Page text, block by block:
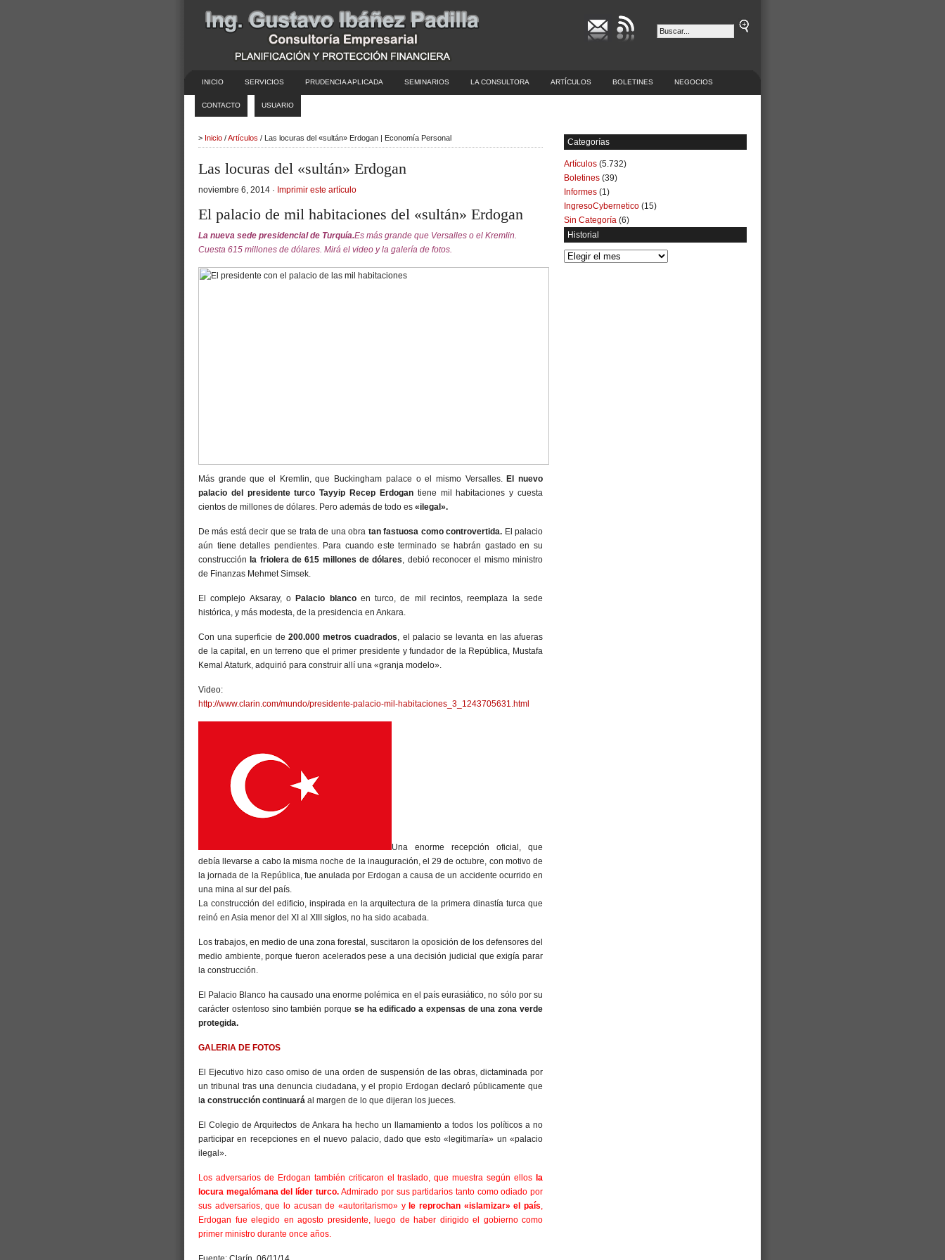
INICIO SERVICIOS PRUDENCIA APLICADA SEMINARIOS LA CONSULTORA ARTÍCULOS BOLETINES NEGOCIOS
CONTACTO USUARIO
> Inicio /Artículos / Las locuras del «sultán» Erdogan | Economía Personal
Las locuras del «sultán» Erdogan
noviembre 6, 2014 · Imprimir este artículo
El palacio de mil habitaciones del «sultán» Erdogan
La nueva sede presidencial de Turquía.Es más grande que Versalles o el Kremlin.
Cuesta 615 millones de dólares. Mirá el video y la galería de fotos.
Más grande que el Kremlin, que Buckingham palace o el mismo Versalles. El nuevo
palacio del presidente turcoTayyip Recep Erdogantiene mil habitaciones y cuesta
cientos de millones de dólares. Pero además de todo es «ilegal».
De más está decir que se trata de una obra tan fastuosa como controvertida. El palacio
aún tiene detalles pendientes. Para cuando este terminado se habrán gastado en su
construcción la friolera de 615 millones de dólares, debió reconocer el mismo ministro
de Finanzas Mehmet Simsek.
El complejo Aksaray, o Palacio blancoen turco, de mil recintos, reemplaza la sede
histórica, y más modesta, de la presidencia en Ankara.
Con una superficie de 200.000 metros cuadrados, el palacio se levanta en las afueras
de la capital, en un terreno que el primer presidente y fundador de la República, Mustafa
Kemal Ataturk, adquirió para construir allí una «granja modelo».
Video:
http://www.clarin.com/mundo/presidente-palacio-mil-habitaciones_3_1243705631.html
Una enorme recepción oficial, que
debía llevarse a cabo la misma noche de la inauguración, el 29 de octubre, con motivo de
la jornada de la República, fue anulada por Erdogan a causa de un accidente ocurrido en
una mina al sur del país.
La construcción del edificio, inspirada en la arquitectura de la primera dinastía turca que
reinó en Asia menor del XI al XIII siglos, no ha sido acabada.
Los trabajos, en medio de una zona forestal, suscitaron la oposición de los defensores del
medio ambiente, porque fueron acelerados pese a una decisión judicial que exigía parar
la construcción.
El Palacio Blanco ha causado una enorme polémica en el país eurasiático, no sólo por su
carácter ostentoso sino también porque se ha edificado a expensas de una zona verde
protegida.
GALERIA DE FOTOS
El Ejecutivo hizo caso omiso de una orden de suspensión de las obras, dictaminada por
un tribunal tras una denuncia ciudadana, y el propio Erdogan declaró públicamente que
a construcción continuará al margen de lo que dijeran los jueces.
El Colegio de Arquitectos de Ankara ha hecho un llamamiento a todos los políticos a no
participar en recepciones en el nuevo palacio, dado que esto «legitimaría» un «palacio
ilegal».
Los adversarios de Erdogan también criticaron el traslado, que muestra según ellos la
locura megalómana del líder turco.Admirado por sus partidarios tanto como odiado por
sus adversarios, que lo acusan de «autoritarismo» y le reprochan «islamizar» el país,
Erdogan fue elegido en agosto presidente, luego de haber dirigido el gobierno como
primer ministro durante once años.
Categorías
Artículos (5.732)
Boletines (39)
Informes (1)
IngresoCybernetico (15)
Sin Categoría (6)
Historial
Historial